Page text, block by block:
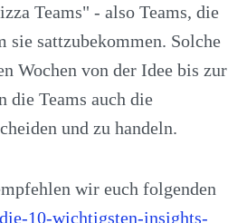
Teams" - also Teams, die
sie sattzubekommen. Solche
Wochen von der Idee bis zur
die Teams auch die
und zu handeln.
wir euch folgenden
10-wichtigsten-insights-